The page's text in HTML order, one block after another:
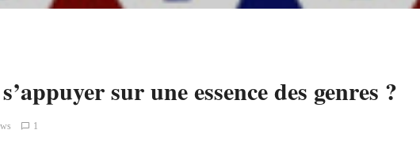
sur une essence des genres ?
1